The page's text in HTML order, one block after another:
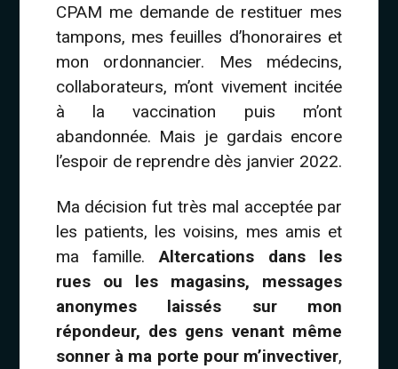
CPAM me demande de restituer mes
tampons, mes feuilles d’honoraires et
mon ordonnancier. Mes médecins,
collaborateurs, m’ont vivement incitée
à la vaccination puis m’ont
abandonnée. Mais je gardais encore
l’espoir de reprendre dès janvier 2022.
Ma décision fut très mal acceptée par
les patients, les voisins, mes amis et
ma famille.Altercations dans les
rues ou les magasins, messages
anonymes laissés sur mon
répondeur, des gens venant même
sonner à ma porte pour m’invectiver,